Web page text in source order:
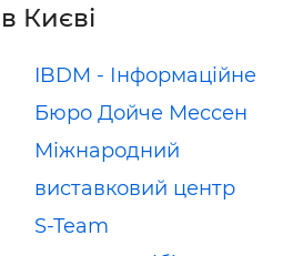
Києві
IBDM - Інформаційне
Бюро Дойче Мессен
Міжнародний
виставковий центр
S-Team